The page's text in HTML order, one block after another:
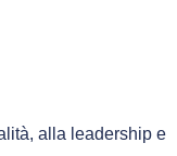
alla leadership e